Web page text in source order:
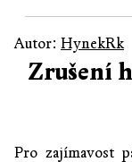
Autor: HynekRk
Zrušení
Pro zajímavost